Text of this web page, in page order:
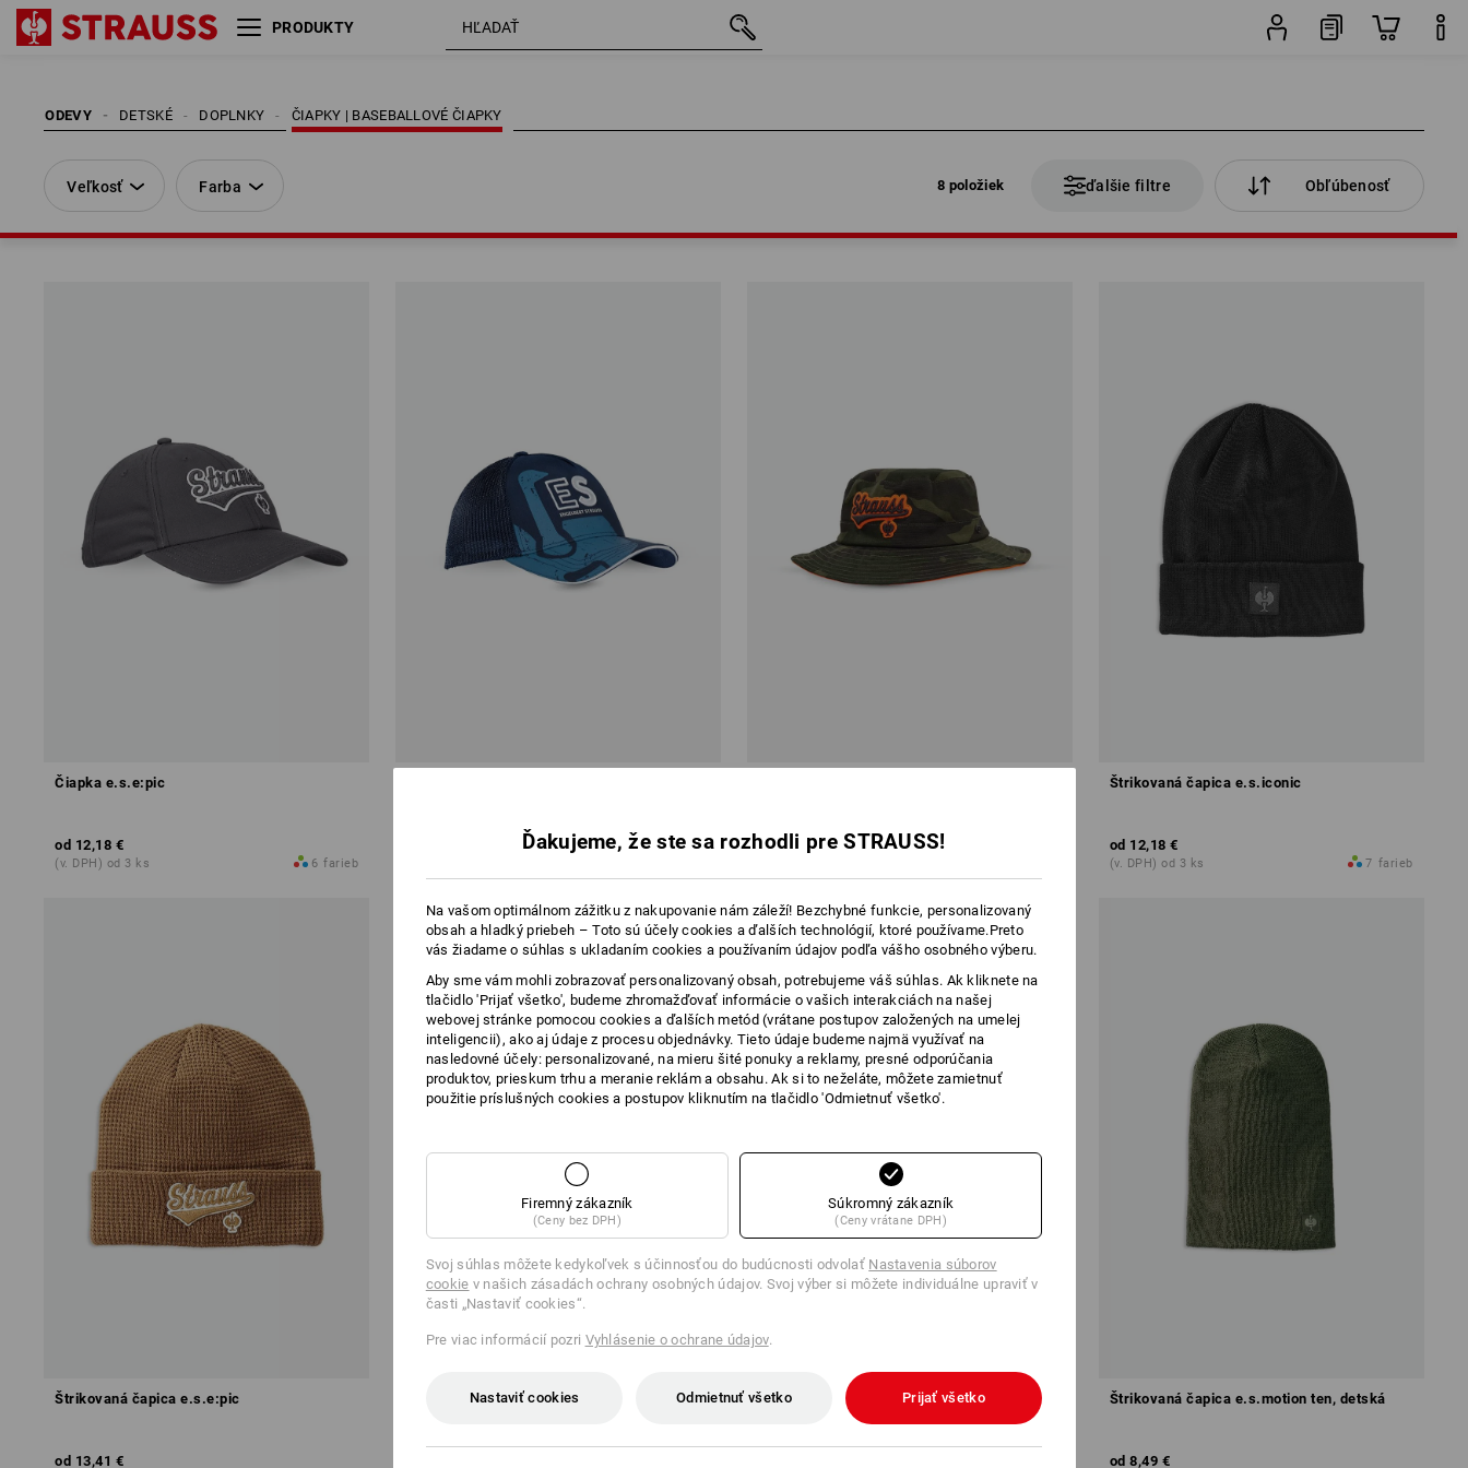
PRODUKTY
ODEVY ČIAPKY | BASEBALLOVÉ ČIAPKY
DOPLNKY
DETSKÉ
Veľkosť Farba 8 položiek ďalšie filtre Obľúbenosť
Veľkosť Farba
Čiapka e.s.e:pic
od 12,18 €
(v. DPH) od 3 ks 6 farieb
od 9,72 €
Štrikovaná čapica e.s.iconic
od 12,18 €
(v. DPH) od 3 ks 7 farieb
Štrikovaná čapica e.s.e:pic
od 13,41 €
Mario Kart čapica, detská Čiapka e.s.iconic works, detské Štrikovaná čapica e.s.motion ten, detská
od 8,49 €
Ďakujeme, že ste sa rozhodli pre STRAUSS!
Na vašom optimálnom zážitku z nakupovanie nám záleží! Bezchybné funkcie, personalizovaný
obsah a hladký priebeh – Toto sú účely cookies a ďalších technológií, ktoré používame.Preto
vás žiadame o súhlas s ukladaním cookies a používaním údajov podľa vášho osobného výberu.
Aby sme vám mohli zobrazovať personalizovaný obsah, potrebujeme váš súhlas. Ak kliknete na
tlačidlo 'Prijať všetko', budeme zhromažďovať informácie o vašich interakciách na našej
webovej stránke pomocou cookies a ďalších metód (vrátane postupov založených na umelej
inteligencii), ako aj údaje z procesu objednávky. Tieto údaje budeme najmä využívať na
nasledovné účely: personalizované, na mieru šité ponuky a reklamy, presné odporúčania
produktov, prieskum trhu a meranie reklám a obsahu. Ak si to neželáte, môžete zamietnuť
použitie príslušných cookies a postupov kliknutím na tlačidlo 'Odmietnuť všetko'.
Firemný zákazník
(Ceny bez DPH)
Súkromný zákazník
(Ceny vrátane DPH)
Svoj súhlas môžete kedykoľvek s účinnosťou do budúcnosti odvolať Nastavenia súborov
cookie v našich zásadách ochrany osobných údajov. Svoj výber si môžete individuálne upraviť v
časti „Nastaviť cookies“.
Pre viac informácií pozri Vyhlásenie o ochrane údajov.
Nastaviť cookies Odmietnuť všetko Prijať všetko